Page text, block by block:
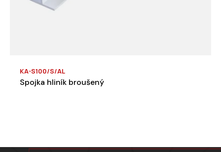
KA-S100/S/AL
Spojka hliník broušený